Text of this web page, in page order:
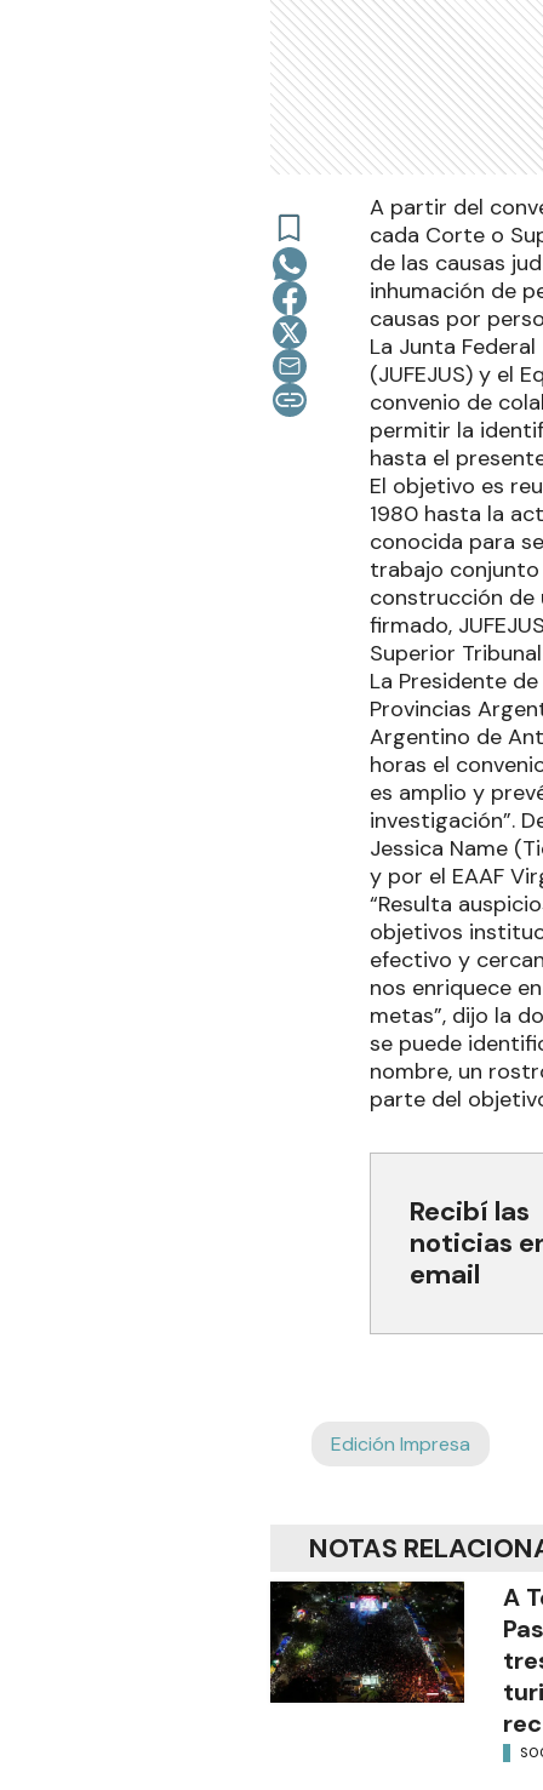
A partir del
cada Corte o
de las causas
inhumación de
causas por
La Junta
(JUFEJUS) y el
convenio de
permitir la
hasta el
El objetivo es
1980 hasta la
conocida para
trabajo conjunto
construcción de
firmado,
Superior
La Presidente
Provincias
Argentino de
horas el
es amplio y
investigación”.
Jessica Name
y por el EAAF
“Resulta
objetivos
efectivo y
nos enriquece
metas”, dijo la
se puede
nombre, un
parte del
Recibí las
noticias
email
Edición Impresa
NOTAS
A